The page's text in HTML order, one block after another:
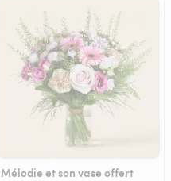
Mélodie et son vase offert